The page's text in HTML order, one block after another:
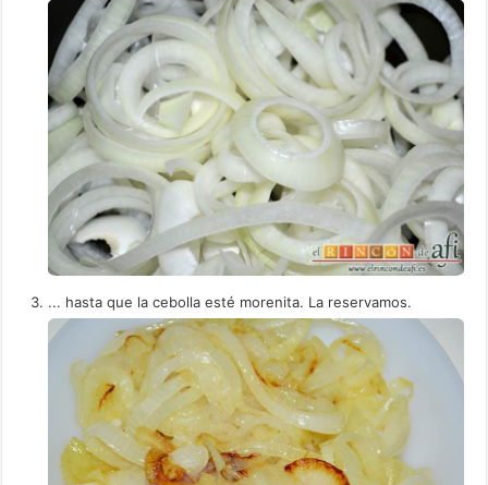
... hasta que la cebolla esté morenita. La reservamos.